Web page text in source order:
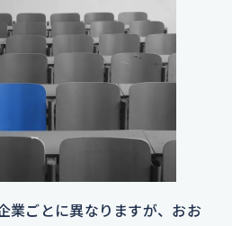
業ごとに異なりますが、おお